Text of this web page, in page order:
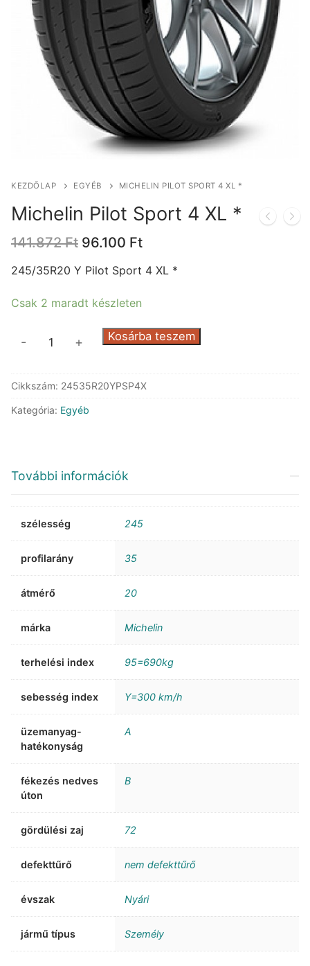
KEZDŐLAP EGYÉB MICHELIN PILOT SPORT 4 XL *
Michelin Pilot Sport 4 XL *
141.872Ft Original
was:
96.100 FtCurrent
is:
245/35R20 Y Pilot Sport 4 XL *
Csak 2 maradt készleten
Michelin
4
XL
- + Kosárba teszem
Cikkszám: 24535R20YPSP4X
Kategória: Egyéb
További információk
szélesség 245
profilarány 35
átmérő 20
márka Michelin
terhelési index 95=690kg
sebesség index Y=300 km/h
üzemanyag-
hatékonyság
A
fékezés nedves
úton
B
gördülési zaj 72
defekttűrő nem defekttűrő
évszak Nyári
jármű típus Személy